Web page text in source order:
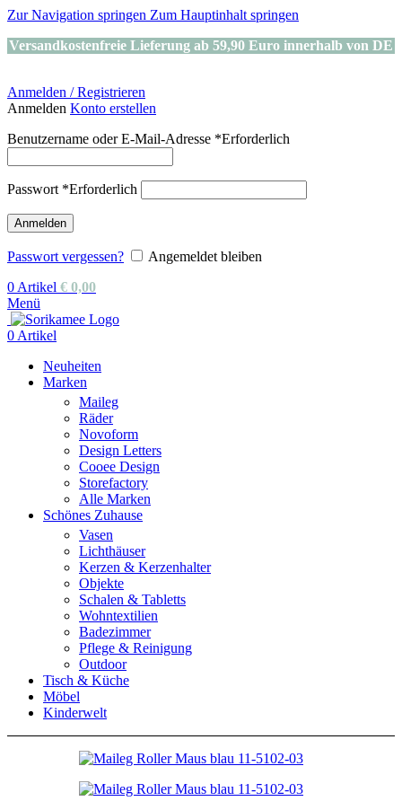
Zur Navigation springen Zum Hauptinhalt springen
Versandkostenfreie Lieferung ab 59,90 Euro innerhalb von DE
Anmelden / Registrieren
Anmelden Konto erstellen
Benutzername oder E-Mail-Adresse *Erforderlich
Passwort *Erforderlich
Anmelden
Passwort vergessen?
Angemeldet bleiben
0 Artikel € 0,00
Menü
0 Artikel
Neuheiten
Marken
Maileg
Räder
Novoform
Design Letters
Cooee Design
Storefactory
Alle Marken
Schönes Zuhause
Vasen
Lichthäuser
Kerzen & Kerzenhalter
Objekte
Schalen & Tabletts
Wohntextilien
Badezimmer
Pflege & Reinigung
Outdoor
Tisch & Küche
Möbel
Kinderwelt